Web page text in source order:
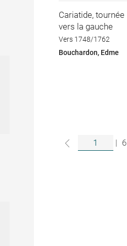
Cariatide, tournée
vers la gauche
Vers 1748/1762
Bouchardon, Edme
| 6